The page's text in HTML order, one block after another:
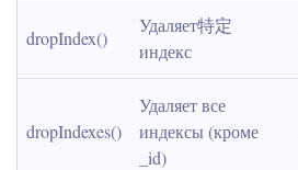
dropIndex()
Удаляет特定
индекс
dropIndexes()
Удаляет все
индексы (кроме
_id)